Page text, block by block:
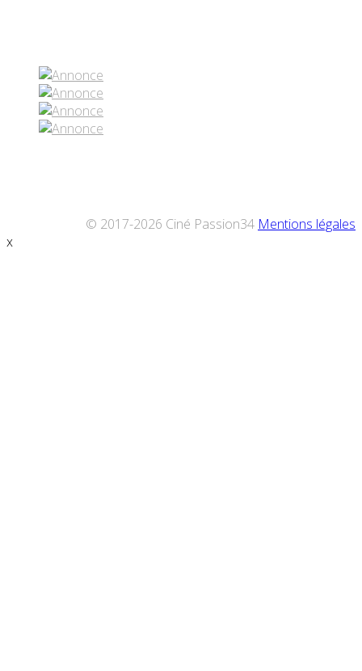
© 2017-2026 Ciné Passion34 Mentions légales
x